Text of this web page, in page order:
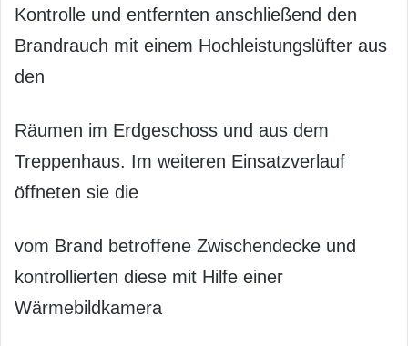
Kontrolle und entfernten anschließend den
Brandrauch mit einem Hochleistungslüfter aus
den
Räumen im Erdgeschoss und aus dem
Treppenhaus. Im weiteren Einsatzverlauf
öffneten sie die
vom Brand betroffene Zwischendecke und
kontrollierten diese mit Hilfe einer
Wärmebildkamera